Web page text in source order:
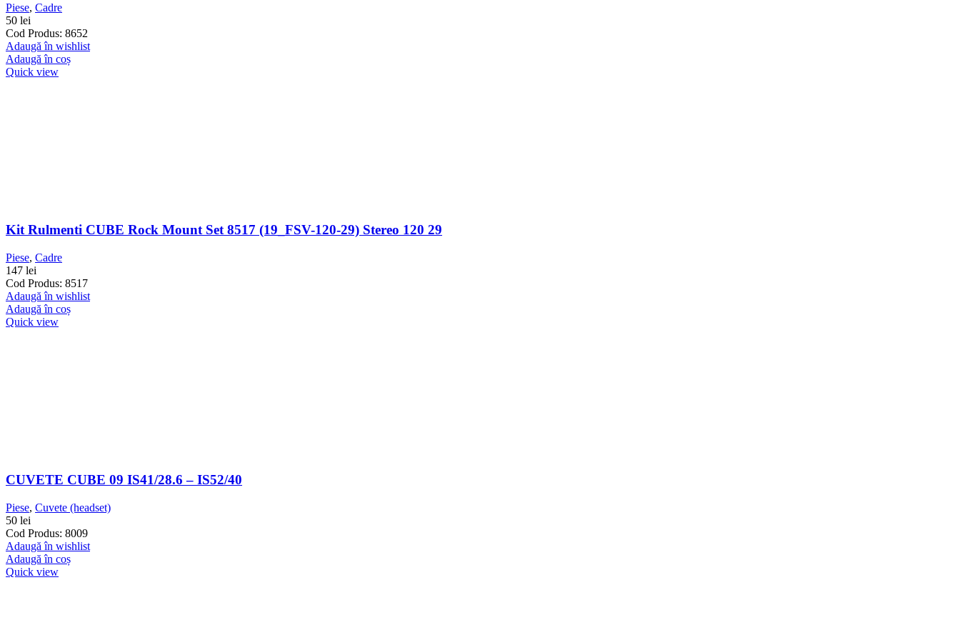
Piese, Cadre
50 lei
Cod Produs: 8652
Adaugă în wishlist
Adaugă în coș
Quick view
Kit Rulmenti CUBE Rock Mount Set 8517 (19_FSV-120-29) Stereo 120 29
Piese, Cadre
147 lei
Cod Produs: 8517
Adaugă în wishlist
Adaugă în coș
Quick view
CUVETE CUBE 09 IS41/28.6 – IS52/40
Piese, Cuvete (headset)
50 lei
Cod Produs: 8009
Adaugă în wishlist
Adaugă în coș
Quick view